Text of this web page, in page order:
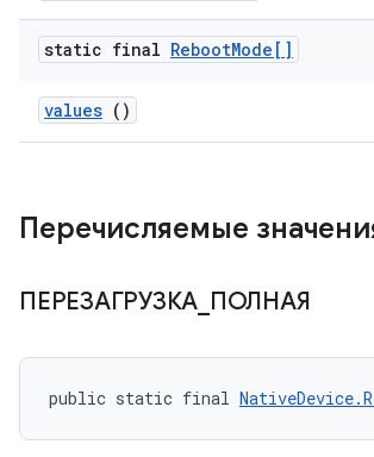
static final RebootMode[]
values ()
Перечисляемые
ПЕРЕЗАГРУЗКА ПОЛНАЯ
public static final